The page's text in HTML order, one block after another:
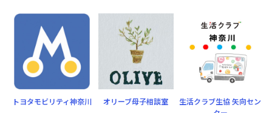
トヨタモビリティ神奈川 オリーブ母子相談室
生活クラブ生協 矢向セン